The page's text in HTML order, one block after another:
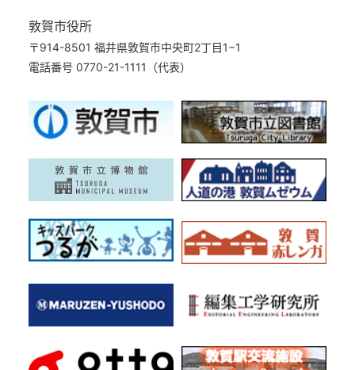
敦賀市役所
〒914-8501 福井県敦賀市中央町2丁目1−1
電話番号 0770-21-1111（代表）